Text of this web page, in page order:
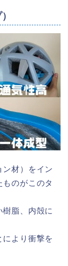
材）をイン
のがこのタ
脂、内殻に
より衝撃を